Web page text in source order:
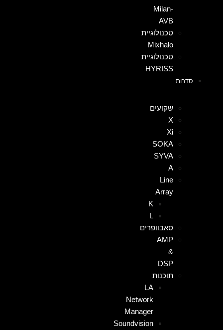
Milan-
AVB
טכנולוגיית
Mixhalo
טכנולוגיית
HYRISS
סדרות
שקועים
X
Xi
SOKA
SYVA
A
Line
Array
K
L
סאבוופרים
AMP
&
DSP
תוכנות
LA
Network
Manager
Soundvision